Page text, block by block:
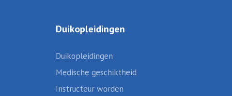
Duikopleidingen
Duikopleidingen
Medische geschiktheid
Instructeur worden